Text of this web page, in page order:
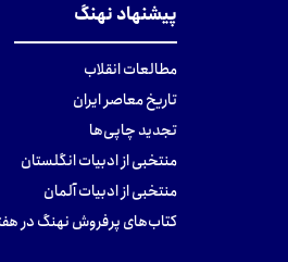
پیشنهاد نهنگ
مطالعات انقلاب
تاریخ معاصر ایران
تجدید چاپی‌ها
منتخبی از ادبیات انگلستان
منتخبی از ادبیات آلمان
کتاب‌های پرفروش نهنگ در